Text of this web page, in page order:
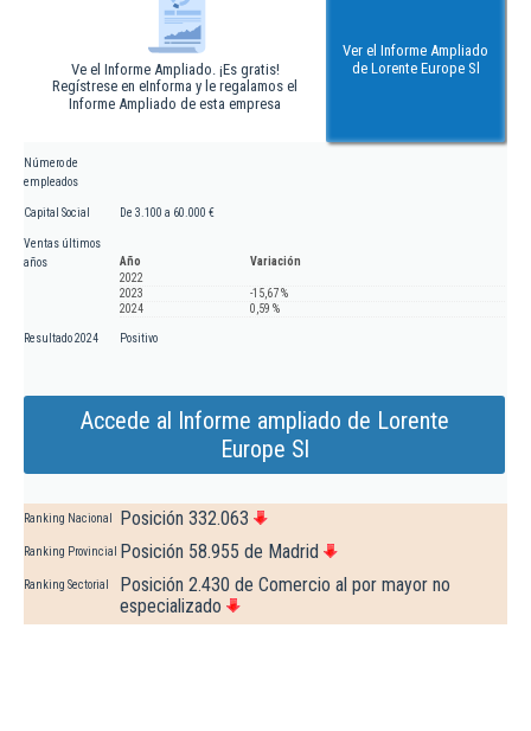
Ve el Informe Ampliado. ¡Es gratis!
Regístrese en eInforma y le regalamos el
Informe Ampliado de esta empresa
Ver el Informe Ampliado
de Lorente Europe Sl
Número de
empleados
Capital Social De 3.100 a 60.000 €
Ventas últimos
años
Año
Variación
2022
2023
-15,67 %
2024
0,59 %
Resultado 2024 Positivo
Accede al Informe ampliado de Lorente
Europe Sl
Ranking Nacional Posición 332.063
Ranking Provincial Posición 58.955 de Madrid
Ranking Sectorial
Posición 2.430 de Comercio al por mayor no
especializado